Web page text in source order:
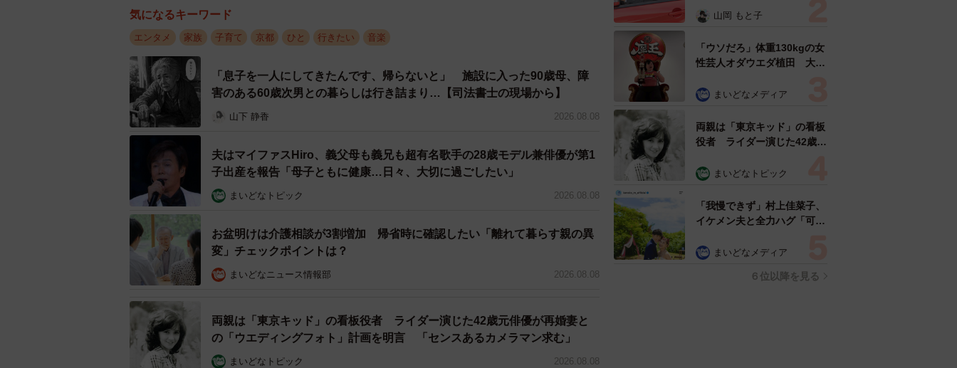
2/7
赤ちゃんは母親にとって「未知との遭遇」で不安だらけ
――お母さんたちは育児でさまざまな悩みを抱えていますよね。新妻さんが特に大変だった
ことは？
第一子は私自身“命からがら”という切迫感がありました。やはり最初の育児は大変だと思い
ます。次に何が起こるかわからないし、寝られない日々も永遠に続くような気がしました。
気になるキーワード
エンタメ 家族 子育て 京都 ひと 行きたい 音楽
「息子を一人にしてきたんです、帰らないと」 施設に入った90歳母、障
害のある60歳次男との暮らしは行き詰まり…【司法書士の現場から】
山下 静香 2026.08.08
夫はマイファスHiro、義父母も義兄も超有名歌手の28歳モデル兼俳優が第1
子出産を報告「母子ともに健康…日々、大切に過ごしたい」
まいどなトピック 2026.08.08
お盆明けは介護相談が3割増加 帰省時に確認したい「離れて暮らす親の異
変」チェックポイントは？
まいどなニュース情報部 2026.08.08
両親は「東京キッド」の看板役者 ライダー演じた42歳元俳優が再婚妻と
の「ウエディングフォト」計画を明言 「センスあるカメラマン求む」
まいどなトピック 2026.08.08
憩まで分刻み… 「大学生で
山岡 もと子
「ウソだろ」体重130kgの女
性芸人オダウエダ植田 大学
で」 まいどなメディア
両親は「東京キッド」の看板
役者 ライダー演じた42歳元
ングフォト」計画を明言
む」
まいどなトピック
「我慢できず」村上佳菜子、
イケメン夫と全力ハグ「可愛
まいどなメディア
６位以降を見る